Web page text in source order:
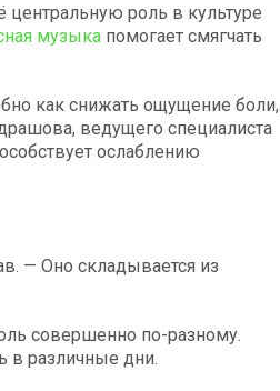
роль в культуре
музыка помогает смягчать
как снижать ощущение боли,
ведущего специалиста
ослаблению
— Оно складывается из
совершенно по-разному.
в различные дни.